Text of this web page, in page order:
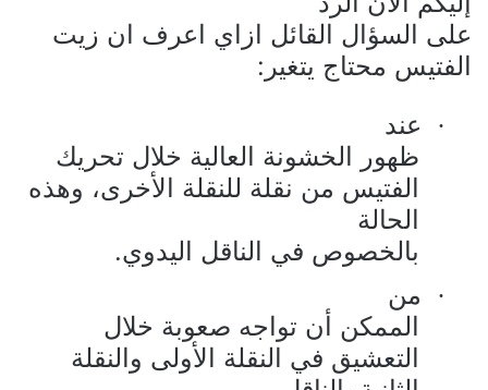
على السؤال القائل ازاي اعرف ان زيت
الفتيس محتاج يتغير:
·
عند
ظهور الخشونة العالية خلال تحريك
الفتيس من نقلة للنقلة الأخرى، وهذه
الحالة
بالخصوص في الناقل اليدوي.
·
من
الممكن أن تواجه صعوبة خلال
التعشيق في النقلة الأولى والنقلة